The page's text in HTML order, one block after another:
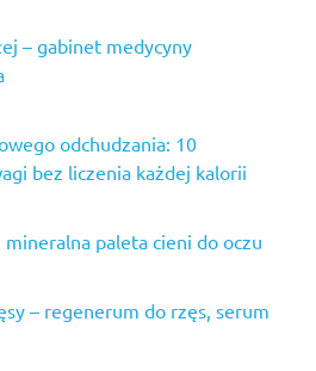
– gabinet medycyny
odchudzania: 10
bez liczenia każdej kalorii
paleta cieni do oczu
– regenerum do rzęs, serum